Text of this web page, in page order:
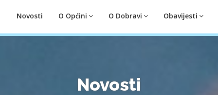
Novosti O Općini O Dobravi Obavijesti
Novosti